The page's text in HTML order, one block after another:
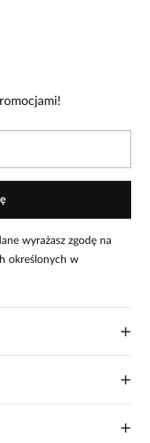
się opinią o tym
tylko
wyrażasz zgodę na
określonych w